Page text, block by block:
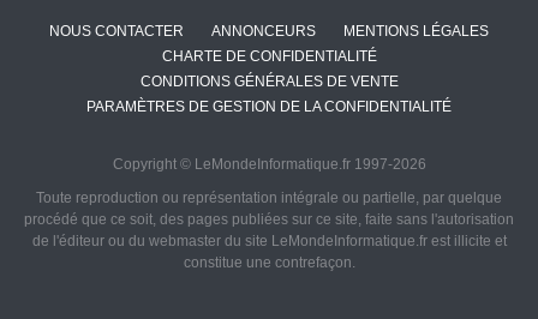
NOUS CONTACTER ANNONCEURS
MENTIONS LÉGALES
CHARTE DE CONFIDENTIALITÉ
CONDITIONS GÉNÉRALES DE VENTE
PARAMÈTRES DE GESTION DE LA CONFIDENTIALITÉ
Copyright © LeMondeInformatique.fr 1997-2026
Toute reproduction ou représentation intégrale ou partielle, par quelque
procédé que ce soit, des pages publiées sur ce site, faite sans l'autorisation
de l'éditeur ou du webmaster du site LeMondeInformatique.fr est illicite et
constitue une contrefaçon.